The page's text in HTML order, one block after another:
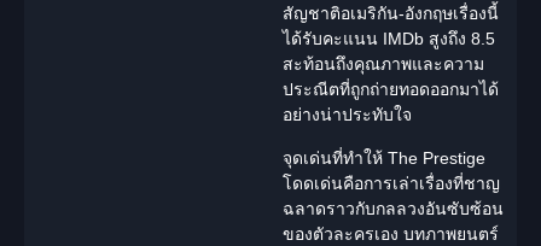
สัญชาติอเมริกัน-อังกฤษเรื่องนี้
ได้รับคะแนน IMDb สูงถึง 8.5
สะท้อนถึงคุณภาพและความ
ประณีตที่ถูกถ่ายทอดออกมาได้
อย่างน่าประทับใจ
จุดเด่นที่ทำให้ The Prestige
โดดเด่นคือการเล่าเรื่องที่ชาญ
ฉลาดราวกับกลลวงอันซับซ้อน
ของตัวละครเอง บทภาพยนตร์